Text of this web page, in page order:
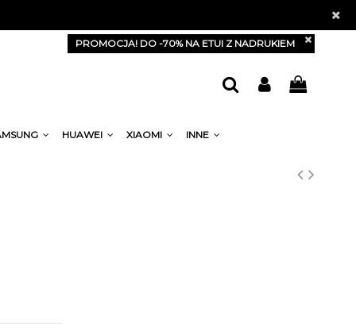
PROMOCJA! DO -70% NA ETUI Z NADRUKIEM
HUAWEI XIAOMI INNE